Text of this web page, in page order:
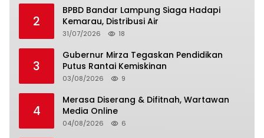
2
BPBD Bandar Lampung Siaga Hadapi
Kemarau, Distribusi Air
31/07/2026 18
3
Gubernur Mirza Tegaskan Pendidikan
Putus Rantai Kemiskinan
03/08/2026 9
4
Merasa Diserang & Difitnah, Wartawan
Media Online
04/08/2026 6